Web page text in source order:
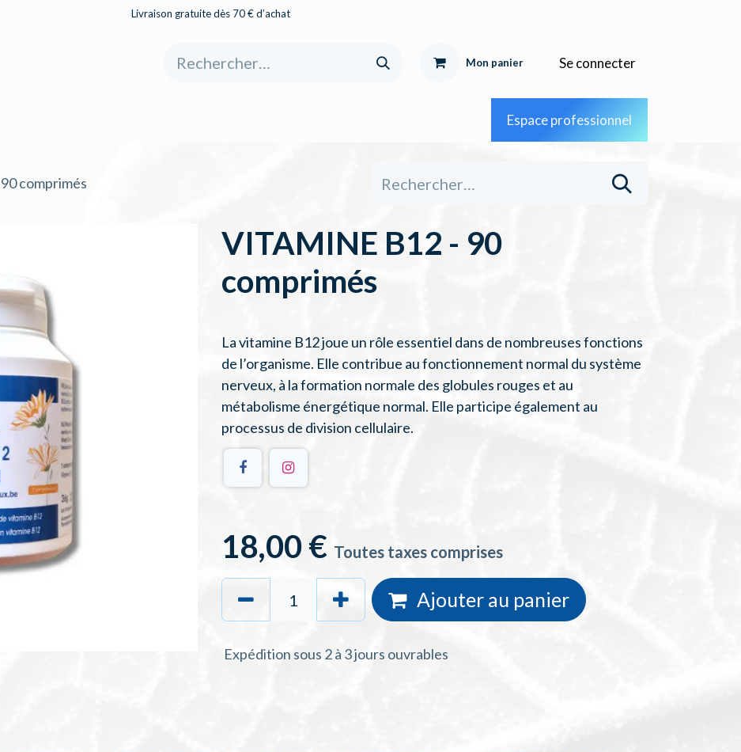
Livraison gratuite dès 70 € d’achat
Mon panier Se connecter
Espace professionnel
comprimés
VITAMINE B12 - 90
comprimés
La vitamine B12 joue un rôle essentiel dans de nombreuses fonctions
de l’organisme. Elle contribue au fonctionnement normal du système
nerveux, à la formation normale des globules rouges et au
métabolisme énergétique normal. Elle participe également au
processus de division cellulaire.
18,00€ Toutes taxes comprises
Ajouter au panier
Expédition sous 2 à 3 jours ouvrables